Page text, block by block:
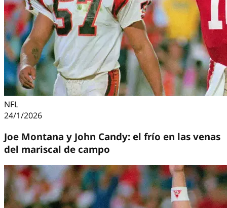
NFL
24/1/2026
Joe Montana y John Candy: el frío en las venas
del mariscal de campo